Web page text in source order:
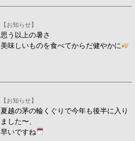
【お知らせ】
思う以上の暑さ
美味しいものを食べてからだ健やかに
【お知らせ】
夏越の茅の輪くぐりで今年も後半に入り
ました〜、
早いですね